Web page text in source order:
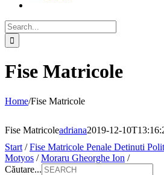
Search
for:
Fise Matricole
Home/Fise Matricole
Fise Matricoleadriana2019-12-
Start /Fise Matricole Penale Detinuti
Motyos /Moraru Gheorghe Ion /
Căutare...